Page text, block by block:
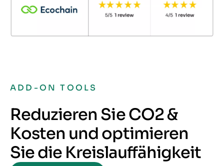
ADD-ON TOOLS
Reduzieren Sie CO2 &
Kosten und optimieren
Sie die Kreislauffähigkeit